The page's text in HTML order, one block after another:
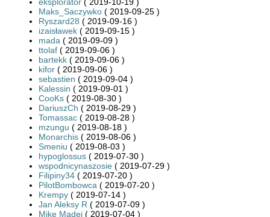
Maks_Saczywko ( 2019-09-25 )
Ryszard28 ( 2019-09-16 )
izaisławek ( 2019-09-15 )
mada ( 2019-09-09 )
ttolaf ( 2019-09-06 )
bartekk ( 2019-09-06 )
kifor ( 2019-09-06 )
sebastien ( 2019-09-04 )
Kalessin ( 2019-09-01 )
CooKs ( 2019-08-30 )
DariuszCh ( 2019-08-29 )
Tomassac ( 2019-08-28 )
mzungu ( 2019-08-18 )
Monarchis ( 2019-08-06 )
Smeniu ( 2019-08-03 )
hypoglossus ( 2019-07-30 )
wspodnicynaszosie ( 2019-07-29 )
Filipiny34 ( 2019-07-20 )
PilotBombowca ( 2019-07-20 )
Krempy ( 2019-07-14 )
Jan Aleksy R ( 2019-07-09 )
Mike Madej ( 2019-07-04 )